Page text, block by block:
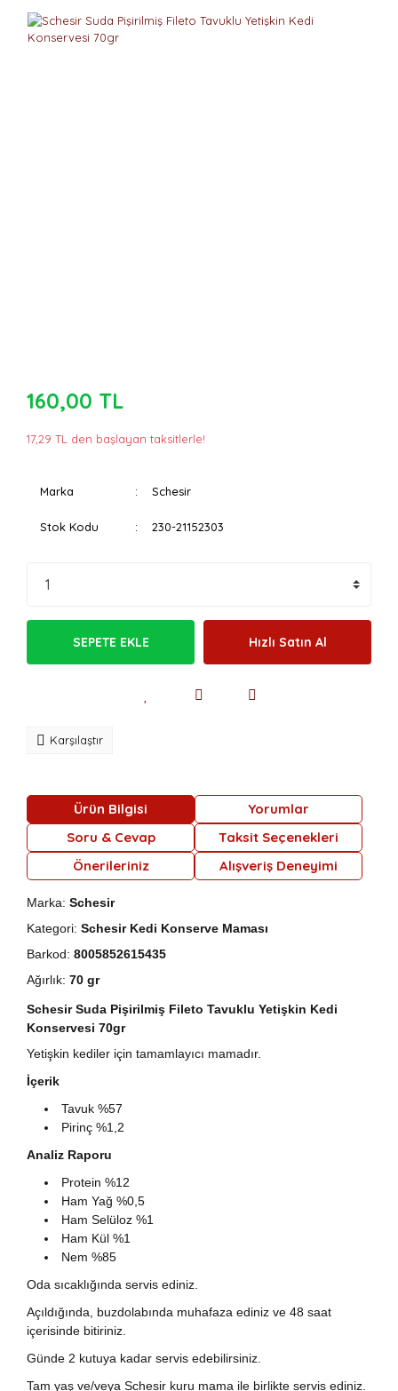
160,00 TL
17,29 TL den başlayan taksitlerle!
Marka Schesir
Stok Kodu 230-21152303
SEPETE EKLE Hızlı Satın Al
Karşılaştır
Ürün Bilgisi
Yorumlar
Soru & Cevap
Taksit Seçenekleri
Önerileriniz
Alışveriş Deneyimi
Marka: Schesir
Kategori: Schesir Kedi Konserve Maması
Barkod: 8005852615435
Ağırlık: 70 gr
Schesir Suda Pişirilmiş Fileto Tavuklu Yetişkin Kedi
Konservesi 70gr
Yetişkin kediler için tamamlayıcı mamadır.
İçerik
Tavuk %57
Pirinç %1,2
Analiz Raporu
Protein %12
Ham Yağ %0,5
Ham Selüloz %1
Ham Kül %1
Nem %85
Oda sıcaklığında servis ediniz.
Açıldığında, buzdolabında muhafaza ediniz ve 48 saat
içerisinde bitiriniz.
Günde 2 kutuya kadar servis edebilirsiniz.
Tam yaş ve/veya Schesir kuru mama ile birlikte servis ediniz.